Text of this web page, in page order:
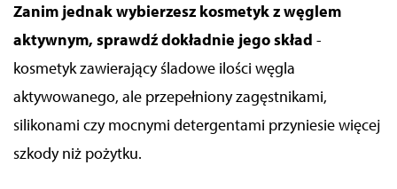
Zanim jednak wybierzesz kosmetyk z węglem
aktywnym, sprawdź dokładnie jego skład -
kosmetyk zawierający śladowe ilości węgla
aktywowanego, ale przepełniony zagęstnikami,
silikonami czy mocnymi detergentami przyniesie więcej
szkody niż pożytku.